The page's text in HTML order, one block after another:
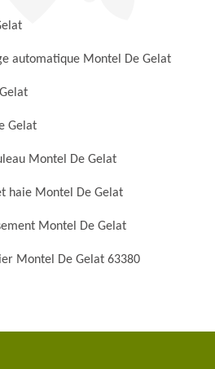
automatique Montel De Gelat
Gelat
Montel De Gelat
haie Montel De Gelat
Montel De Gelat
Montel De Gelat 63380